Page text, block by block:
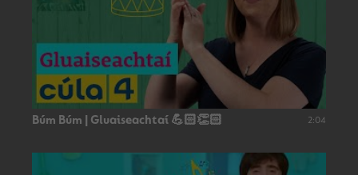
Búm Búm | Gluaiseachtaí 💪🏻👏🏻 2:04